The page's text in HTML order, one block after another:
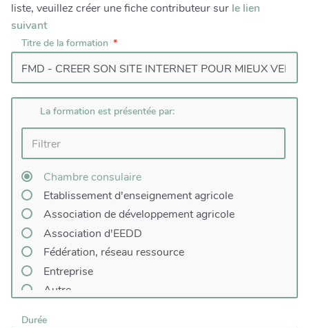
liste, veuillez créer une fiche contributeur sur le lien
suivant
Titre de la formation
La formation est présentée par:
Chambre consulaire
Etablissement d'enseignement agricole
Association de développement agricole
Association d'EEDD
Fédération, réseau ressource
Entreprise
Autre
Durée